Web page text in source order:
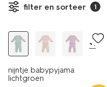
filter en sorteer 1
nieuw
+1
nijntje babypyjama
lichtgroen